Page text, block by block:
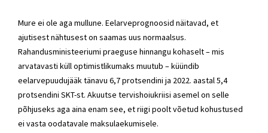
Mure ei ole aga mullune. Eelarveprognoosid näitavad, et
ajutisest nähtusest on saamas uus normaalsus.
Rahandusministeeriumi praeguse hinnangu kohaselt – mis
arvatavasti küll optimistlikumaks muutub – küündib
eelarvepuudujääk tänavu 6,7 protsendini ja 2022. aastal 5,4
protsendini SKT-st. Akuutse tervishoiukriisi asemel on selle
põhjuseks aga aina enam see, et riigi poolt võetud kohustused
ei vasta oodatavale maksulaekumisele.